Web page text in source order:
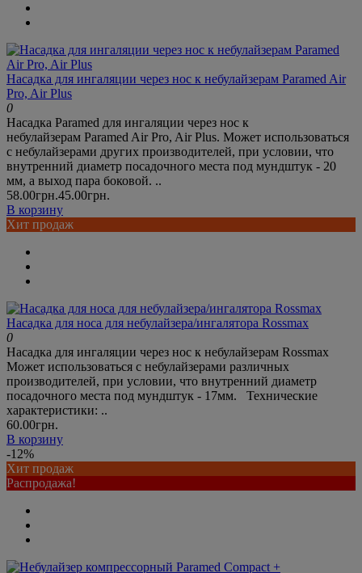
Насадка для ингаляции через нос к небулайзерам Paramed Air
Pro, Air Plus
0
Насадка Paramed для ингаляции через нос к
небулайзерам Paramed Air Pro, Air Plus. Может использоваться
с небулайзерами других производителей, при условии, что
внутренний диаметр посадочного места под мундштук - 20
мм, а выход пара боковой. ..
58.00грн.45.00грн.
В корзину
Хит продаж
Насадка для носа для небулайзера/ингалятора Rossmax
0
Насадка для ингаляции через нос к небулайзерам Rossmax
Может использоваться с небулайзерами различных
производителей, при условии, что внутренний диаметр
посадочного места под мундштук - 17мм. Технические
характеристики: ..
60.00грн.
В корзину
-12%
Хит продаж
Распродажа!